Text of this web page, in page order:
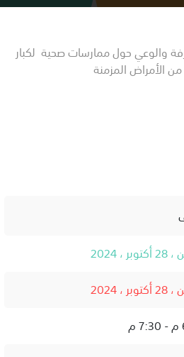
والوعي حول ممارسات صحية لكبار
الأمراض المزمنة
، 2024
، 2024